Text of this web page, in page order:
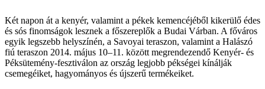
Két napon át a kenyér, valamint a pékek kemencéjéből kikerülő édes
és sós finomságok lesznek a főszereplők a Budai Várban. A főváros
egyik legszebb helyszínén, a Savoyai teraszon, valamint a Halászó
fiú teraszon 2014. május 10–11. között megrendezendő Kenyér- és
Péksütemény-fesztiválon az ország legjobb pékségei kínálják
csemegéiket, hagyományos és újszerű termékeiket.